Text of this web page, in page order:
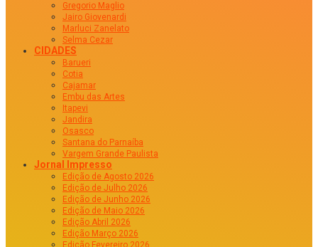
Gregorio Maglio
Jairo Giovenardi
Marluci Zanelato
Selma Cezar
CIDADES
Barueri
Cotia
Cajamar
Embu das Artes
Itapevi
Jandira
Osasco
Santana do Parnaíba
Vargem Grande Paulista
Jornal Impresso
Edição de Agosto 2026
Edição de Julho 2026
Edição de Junho 2026
Edição de Maio 2026
Edição Abril 2026
Edição Março 2026
Edição Fevereiro 2026